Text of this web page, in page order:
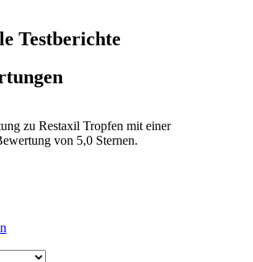
Testberichte
zu Restaxil Tropfen mit einer
von 5,0 Sternen.